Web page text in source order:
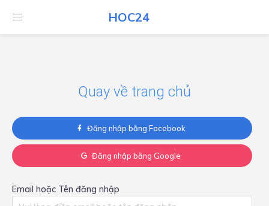
HOC24
HOC24
Quay về trang chủ
Đăng nhập bằng Facebook
Đăng nhập bằng Google
Email hoặc Tên đăng nhập